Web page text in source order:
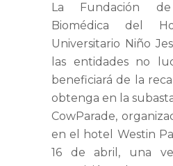
La Fundación de
Biomédica del
Universitario Niño
las entidades no
beneficiará de la
obtenga en la
CowParade,
en el hotel Westin
16 de abril, una